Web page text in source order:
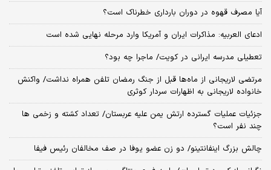
آیا مصرف قهوه در دوران بارداری خطرناک است؟
ادعای العربیه: مذاکرات ایران و آمریکا وارد مرحله نهایی شده است
تعطیلی مدرسه ایرانی در کویت/ ماجرا چه بود؟
مرتضی لاریجانی از ماه‌ها قبل از جنگ رمضان تلفن همراه نداشت/ واکنش
خانواده لاریجانی به اظهارات سردار کوثری
جزئیات عملیات گسترده ارتش یمن علیه عربستان/ تعداد کشته و زخمی ها
چند نفر است؟
چالش بزرگ اینفانتینو/ دو زن عضو یوفا در صف مخالفان رئیس فیفا